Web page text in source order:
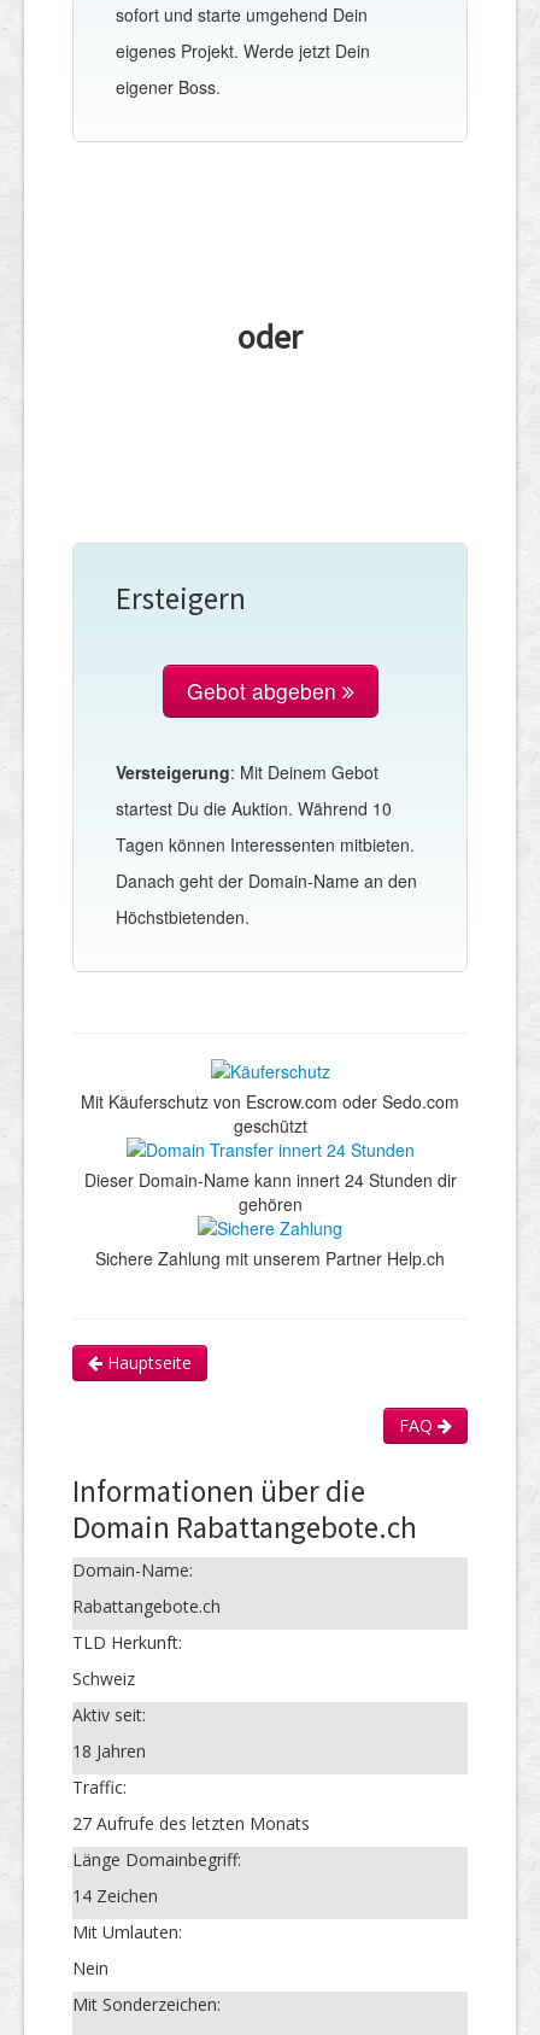
sofort und starte umgehend Dein
eigenes Projekt. Werde jetzt Dein
eigener Boss.
oder
Ersteigern
Gebot abgeben
Versteigerung: Mit Deinem Gebot
startest Du die Auktion. Während 10
Tagen können Interessenten mitbieten.
Danach geht der Domain-Name an den
Höchstbietenden.
Mit Käuferschutz von Escrow.com oder Sedo.com
geschützt
Dieser Domain-Name kann innert 24 Stunden dir
gehören
Sichere Zahlung mit unserem Partner Help.ch
Hauptseite
FAQ
Informationen über die
Domain Rabattangebote.ch
Domain-Name:
Rabattangebote.ch
TLD Herkunft:
Schweiz
Aktiv seit:
18 Jahren
Traffic:
27 Aufrufe des letzten Monats
Länge Domainbegriff:
14 Zeichen
Mit Umlauten:
Nein
Mit Sonderzeichen: